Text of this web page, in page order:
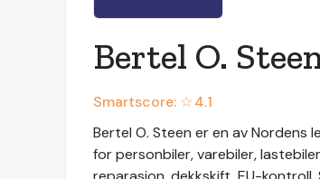
Bertel O.
Smartscore: ☆4.1
Bertel O. Steen er en av Nordens
for personbiler, varebiler,